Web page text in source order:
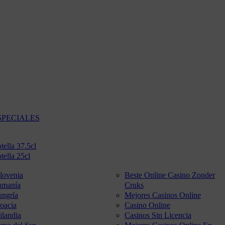
37.5cl
25cl
Beste Online Casino Zonder
Cruks
Mejores Casinos Online
Casino Online
Casinos Sin Licencia